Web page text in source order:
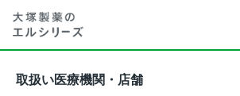
取扱い医療機関・店舗